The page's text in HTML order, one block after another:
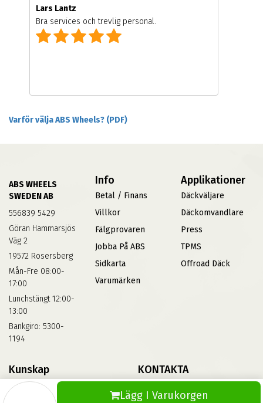
Lägg I Varukorgen
Lars Lantz
Bra services och trevlig personal.
Varför välja ABS Wheels? (PDF)
ABS WHEELS
SWEDEN AB
556839 5429
Göran Hammarsjös
Väg 2
19572 Rosersberg
Mån-Fre 08:00-
17:00
Lunchstängt 12:00-
13:00
Bankgiro: 5300-
1194
Info
Betal / Finans
Villkor
Fälgprovaren
Jobba På ABS
Sidkarta
Varumärken
Applikationer
Däckväljare
Däckomvandlare
Press
TPMS
Offroad Däck
Kunskap
Däckskola
KONTAKTA